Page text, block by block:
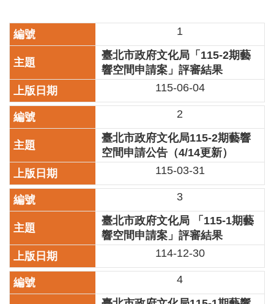
文
化
局
業
務
項
目
臺
藝
文
空
間
歷
年
文
化
節
1
臺北市政府文化局「115-2期藝
響空間申請案」評審結果
115-06-04
2
臺北市政府文化局115-2期藝響
空間申請公告（4/14更新）
115-03-31
3
臺北市政府文化局 「115-1期藝
響空間申請案」評審結果
114-12-30
4